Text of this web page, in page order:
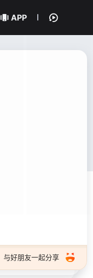
APP
与好朋友一起分享